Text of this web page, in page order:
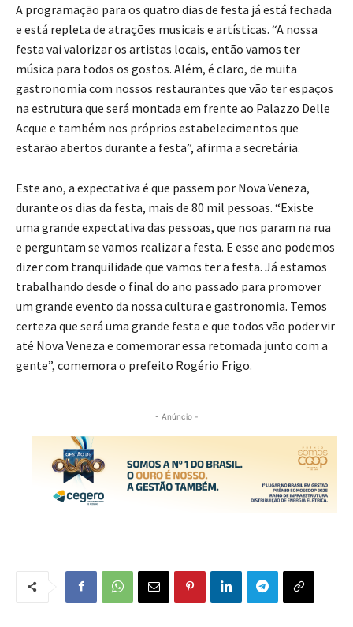
A programação para os quatro dias de festa já está fechada
e está repleta de atrações musicais e artísticas. “A nossa
festa vai valorizar os artistas locais, então vamos ter
música para todos os gostos. Além, é claro, de muita
gastronomia com nossos restaurantes que vão ter espaços
na estrutura que será montada em frente ao Palazzo Delle
Acque e também nos próprios estabelecimentos que
estarão abertos durante a festa”, afirma a secretária.
Este ano, a expectativa é que passem por Nova Veneza,
durante os dias da festa, mais de 80 mil pessoas. “Existe
uma grande expectativa das pessoas, que nos param na rua
e perguntam se vamos realizar a festa. E esse ano podemos
dizer com tranquilidade que vamos ter a festa. Já estamos
trabalhando desde o final do ano passado para promover
um grande evento da nossa cultura e gastronomia. Temos
certeza que será uma grande festa e que todos vão poder vir
até Nova Veneza e comemorar essa retomada junto com a
gente”, comemora o prefeito Rogério Frigo.
- Anúncio -